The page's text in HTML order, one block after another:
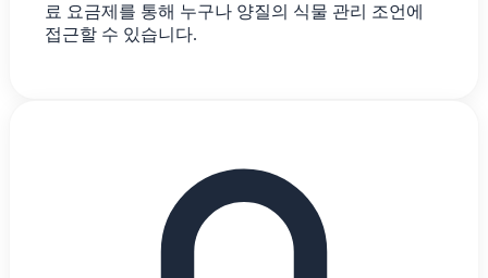
료 요금제를 통해 누구나 양질의 식물 관리 조언에
접근할 수 있습니다.